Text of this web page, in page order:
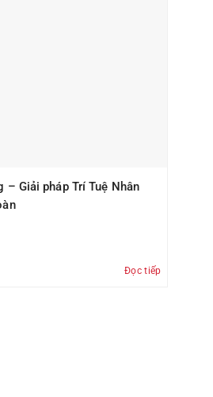
– Giải pháp Trí Tuệ Nhân
Đọc tiếp